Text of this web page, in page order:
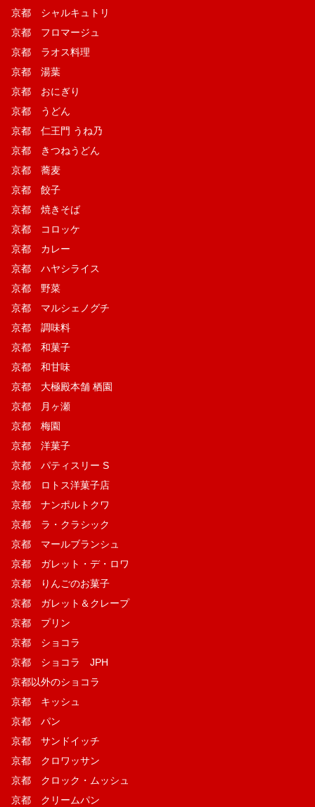
京都 シャルキュトリ
京都 フロマージュ
京都 ラオス料理
京都 湯葉
京都 おにぎり
京都 うどん
京都 仁王門 うね乃
京都 きつねうどん
京都 蕎麦
京都 餃子
京都 焼きそば
京都 コロッケ
京都 カレー
京都 ハヤシライス
京都 野菜
京都 マルシェノグチ
京都 調味料
京都 和菓子
京都 和甘味
京都 大極殿本舗 栖園
京都 月ヶ瀬
京都 梅園
京都 洋菓子
京都 パティスリー S
京都 ロトス洋菓子店
京都 ナンポルトクワ
京都 ラ・クラシック
京都 マールブランシュ
京都 ガレット・デ・ロワ
京都 りんごのお菓子
京都 ガレット＆クレープ
京都 プリン
京都 ショコラ
京都 ショコラ JPH
京都以外のショコラ
京都 キッシュ
京都 パン
京都 サンドイッチ
京都 クロワッサン
京都 クロック・ムッシュ
京都 クリームパン